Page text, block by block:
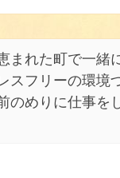
まれた町で一緒
スフリーの環境
のめりに仕事を